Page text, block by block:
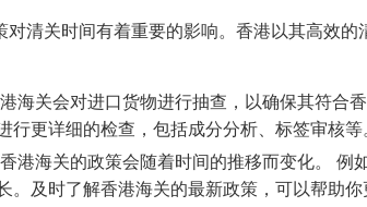
对清关时间有着重要的影响。香港以其高效
海关会对进口货物进行抽查，以确保其符合
行更详细的检查，包括成分分析、标签审核等。
香港海关的政策会随着时间的推移而变化。 例
。及时了解香港海关的最新政策，可以帮助你